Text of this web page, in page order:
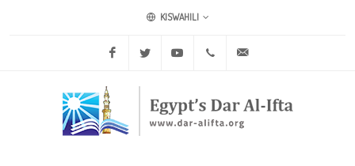
KISWAHILI
Facebook Twitter Youtube +20 2 25970400